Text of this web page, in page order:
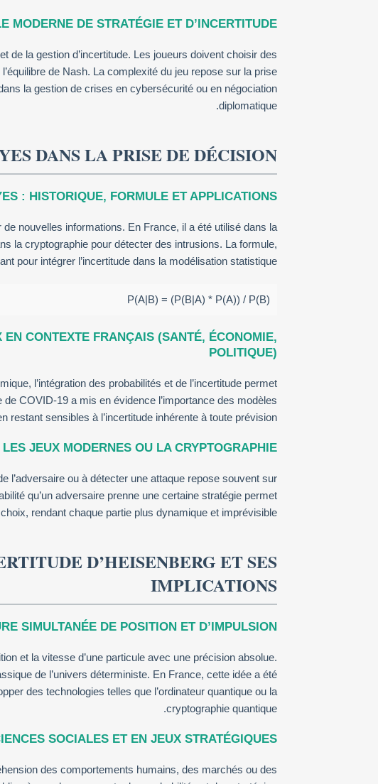
DE STRATÉGIE ET D’INCERTITUDE
de la gestion d’incertitude. Les joueurs doivent choisir des
de Nash. La complexité du jeu repose sur la prise
la gestion de crises en cybersécurité ou en négociation
diplomatique.
DANS LA PRISE DE DÉCISION
: HISTORIQUE, FORMULE ET APPLICATIONS
nouvelles informations. En France, il a été utilisé dans la
la cryptographie pour détecter des intrusions. La formule,
pour intégrer l’incertitude dans la modélisation statistique :
P(A|B) = (P(B|A) * P(A)) / P(B)
CONTEXTE FRANÇAIS (SANTÉ, ÉCONOMIE,
POLITIQUE)
l’intégration des probabilités et de l’incertitude permet
COVID-19 a mis en évidence l’importance des modèles
restant sensibles à l’incertitude inhérente à toute prévision.
JEUX MODERNES OU LA CRYPTOGRAPHIE
l’adversaire ou à détecter une attaque repose souvent sur
qu’un adversaire prenne une certaine stratégie permet
rendant chaque partie plus dynamique et imprévisible.
D’HEISENBERG ET SES
IMPLICATIONS
SIMULTANÉE DE POSITION ET D’IMPULSION
et la vitesse d’une particule avec une précision absolue.
de l’univers déterministe. En France, cette idée a été
des technologies telles que l’ordinateur quantique ou la
cryptographie quantique.
SOCIALES ET EN JEUX STRATÉGIQUES
des comportements humains, des marchés ou des